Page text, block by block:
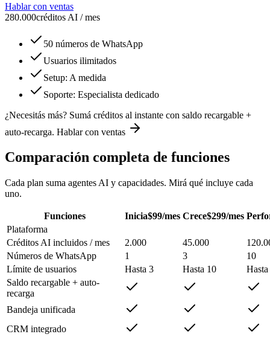
Hablar con ventas
280.000créditos AI / mes
50 números de WhatsApp
Usuarios ilimitados
Setup: A medida
Soporte: Especialista dedicado
¿Necesitás más? Sumá créditos al instante con saldo recargable +
auto-recarga. Hablar con ventas
Comparación completa de funciones
Cada plan suma agentes AI y capacidades. Mirá qué incluye cada
uno.
Funciones Inicia$99/mes Crece$299/mes
Plataforma
Créditos AI incluidos / mes
2.000 45.000
Números de WhatsApp
1 3
10
Límite de usuarios
Hasta 3 Hasta 10
Saldo recargable + auto-
recarga
Bandeja unificada
CRM integrado